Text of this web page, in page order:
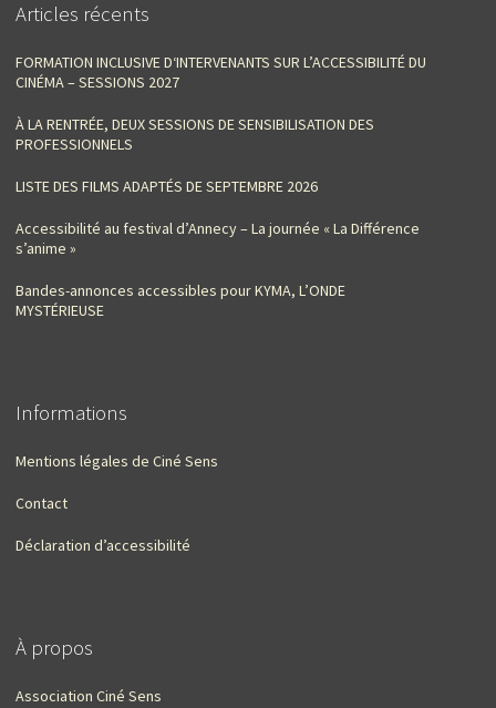
Articles récents
FORMATION INCLUSIVE D‘INTERVENANTS SUR L’ACCESSIBILITÉ DU
CINÉMA – SESSIONS 2027
À LA RENTRÉE, DEUX SESSIONS DE SENSIBILISATION DES
PROFESSIONNELS
LISTE DES FILMS ADAPTÉS DE SEPTEMBRE 2026
Accessibilité au festival d’Annecy – La journée « La Différence
s’anime »
Bandes-annonces accessibles pour KYMA, L’ONDE
MYSTÉRIEUSE
Informations
Mentions légales de Ciné Sens
Contact
Déclaration d’accessibilité
À propos
Association Ciné Sens